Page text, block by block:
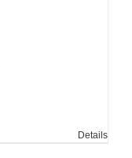
Details